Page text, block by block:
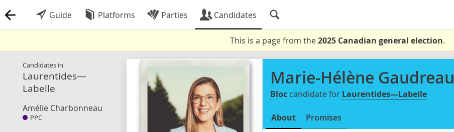
Guide Platforms Parties Candidates
This is a page from the2025 Canadian general election.
Candidates in
Laurentides—
Labelle
Amélie Charbonneau
PPC
Marie-Hélène Gaudreau
Bloc candidate for Laurentides—Labelle
About Promises